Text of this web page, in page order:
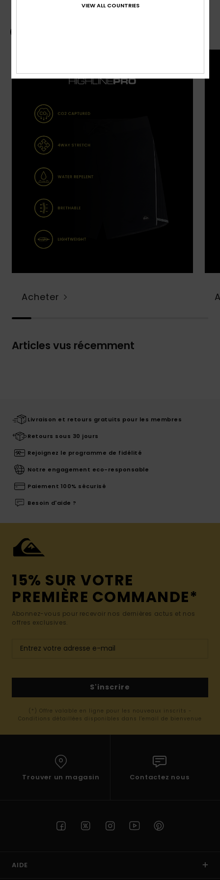
Guide des boardshorts
Acheter
Articles vus récemment
Livraison et retours gratuits pour les membres
Retours sous 30 jours
Rejoignez le programme de fidélité
Notre engagement eco-responsable
Paiement 100% sécurisé
Besoin d'aide ?
15% SUR VOTRE
PREMIÈRE COMMANDE*
Abonnez-vous pour recevoir nos dernières actus et nos
offres exclusives.
S'inscrire
(*) Offre valable en ligne pour les nouveaux inscrits -
Conditions détaillées disponibles dans l'email de bienvenue
Trouver un magasin Contactez nous
AIDE
VIEW ALL COUNTRIES